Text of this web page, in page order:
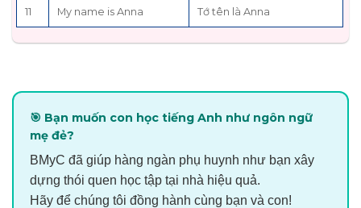
11 My name is Anna Tớ tên là Anna
🎯 Bạn muốn con học tiếng Anh như ngôn ngữ
mẹ đẻ?
BMyC đã giúp hàng ngàn phụ huynh như bạn xây
dựng thói quen học tập tại nhà hiệu quả.
Hãy để chúng tôi đồng hành cùng bạn và con!